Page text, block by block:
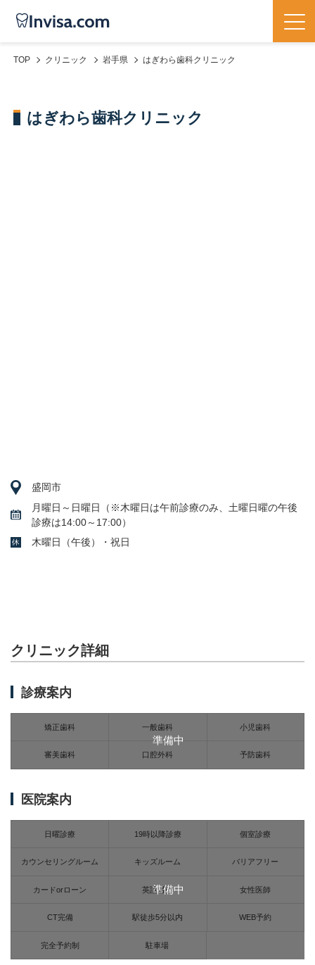
TOP クリニック 岩手県 はぎわら歯科クリニック
はぎわら歯科クリニック
盛岡市
月曜日～日曜日（※木曜日は午前診療のみ、土曜日曜の午後
診療は14:00～17:00）
木曜日（午後）・祝日
クリニック詳細
診療案内
準備中
矯正歯科 一般歯科 小児歯科
審美歯科 口腔外科 予防歯科
医院案内
準備中
日曜診療 19時以降診療 個室診療
カウンセリングルーム キッズルーム バリアフリー
カードorローン 英語対応 女性医師
CT完備 駅徒歩5分以内 WEB予約
完全予約制 駐車場